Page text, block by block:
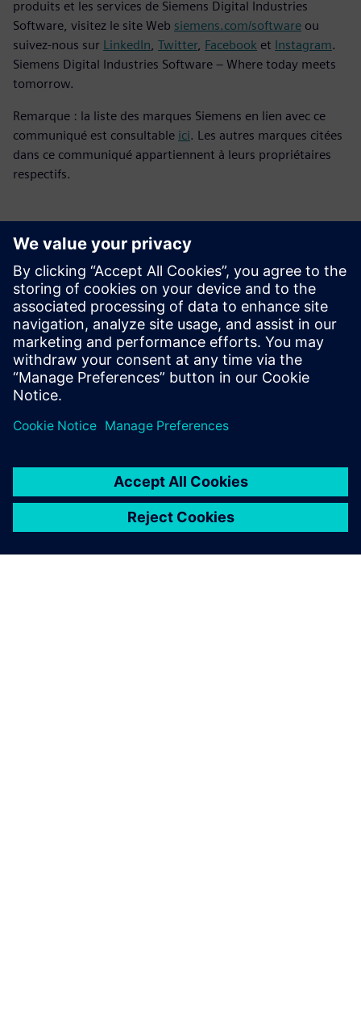
produits et les services de Siemens Digital Industries
Software, visitez le site Web siemens.com/software ou
suivez-nous sur LinkedIn Twitter, Facebook et Instagram.
Siemens Digital Industries Software – Where today meets
tomorrow.
Remarque : la liste des marques Siemens en lien avec ce
communiqué est consultable ici. Les autres marques citées
dans ce communiqué appartiennent à leurs propriétaires
respectifs.
Contacts presse
Service RP de Siemens Digital Industries Software
E-mail : press.software.sisw@siemens.com